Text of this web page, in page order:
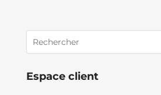
Espace client